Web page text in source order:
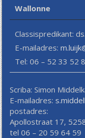
Wallonne
Classispredikant:
E-mailadres:
Tel: 06 – 52 33 52
Scriba: Simon
E-mailadres:
postadres:
Apollostraat 17,
tel 06 – 20 59 64 59